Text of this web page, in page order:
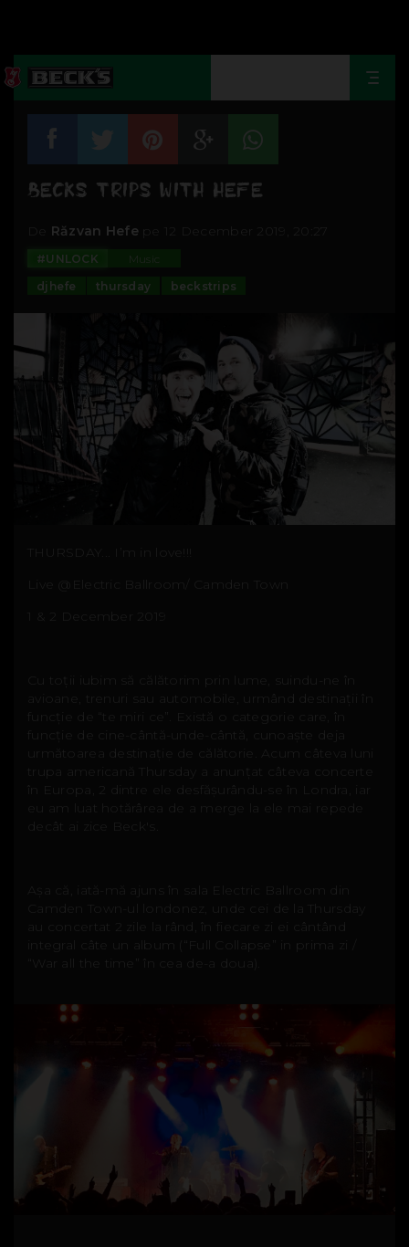
BECKS TRIPS WITH HEFE
Răzvan Hefe pe 12 December 2019, 20:27
#UNLOCK
Music
djhefe
thursday beckstrips
THURSDAY... I’m in love!!!
Live @Electric Ballroom/ Camden Town
1 & 2 December 2019
Cu toții iubim să călătorim prin lume, suindu-ne în
avioane, trenuri sau automobile, urmând destinații în
funcție de “te miri ce”. Există o categorie care, în
funcție de cine-cântă-unde-cântă, cunoaște deja
următoarea destinație de călătorie. Acum câteva luni
trupa americană Thursday a anunțat câteva concerte
în Europa, 2 dintre ele desfășurându-se în Londra, iar
eu am luat hotărârea de a merge la ele mai repede
decât ai zice Beck's.
Așa că, iată-mă ajuns în sala Electric Ballroom din
Camden Town-ul londonez, unde cei de la Thursday
au concertat 2 zile la rând, în fiecare zi ei cântând
integral câte un album (“Full Collapse” in prima zi /
“War all the time” în cea de-a doua).